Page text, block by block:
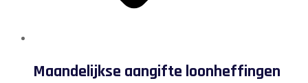
Maandelijkse aangifte loonheffingen